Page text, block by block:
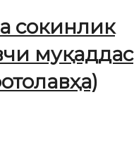
сокинлик
муқаддас